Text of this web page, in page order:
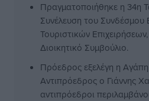
Πραγματοποιήθηκε η 34η
Συνέλευση του Συνδέσμου
Τουριστικών
Διοικητικό Συμβούλιο.
Πρόεδρος εξελέγη η
Αντιπρόεδρος ο Γιάννης
αντιπρόεδροι